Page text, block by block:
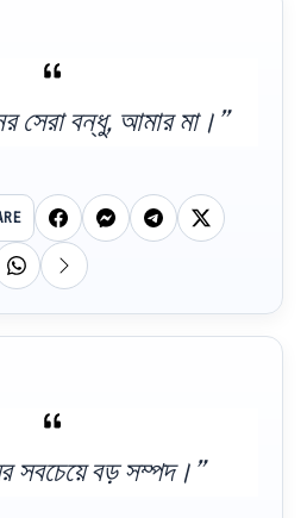
সেরা বন্ধু, আমার মা।”
সবচেয়ে বড় সম্পদ।”